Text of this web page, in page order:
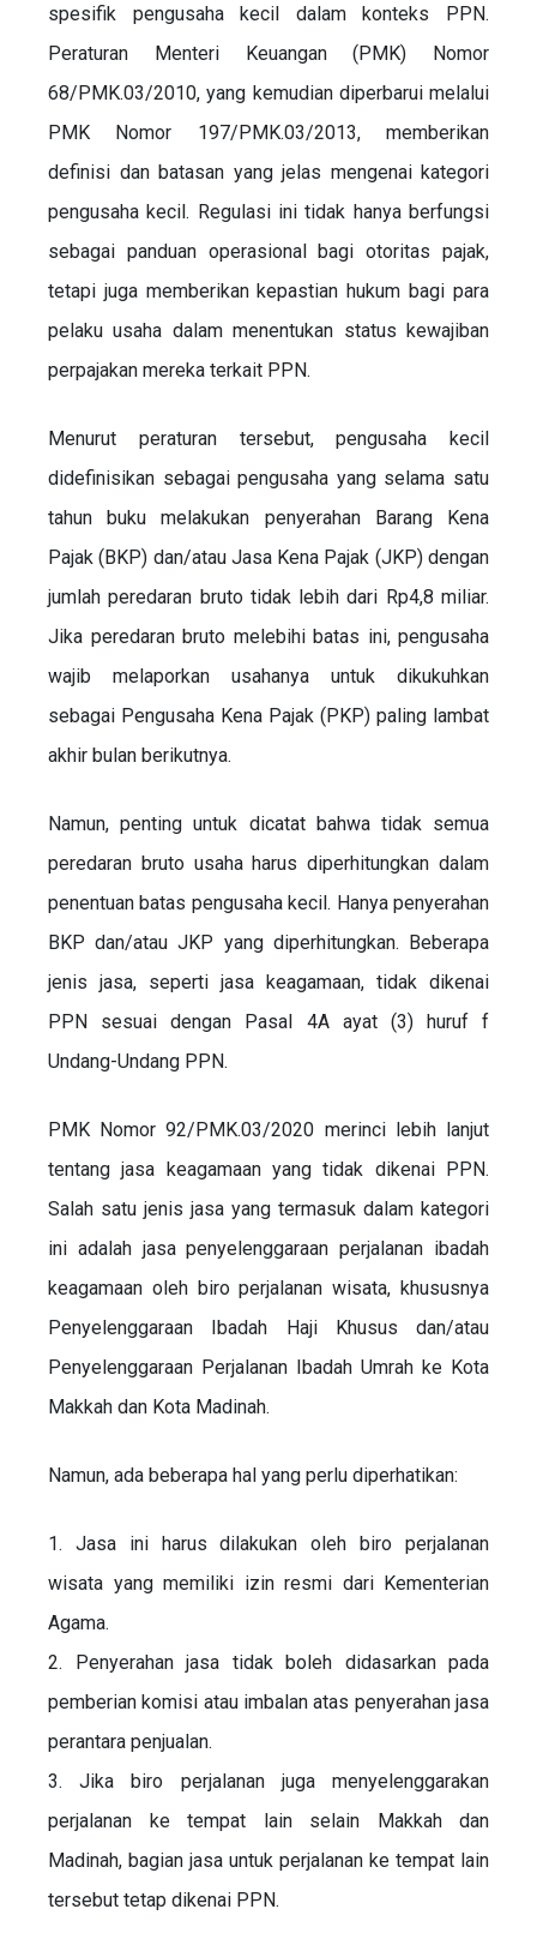
spesifik pengusaha kecil dalam konteks PPN.
Peraturan Menteri Keuangan (PMK) Nomor
68/PMK.03/2010, yang kemudian diperbarui melalui
PMK Nomor 197/PMK.03/2013, memberikan
definisi dan batasan yang jelas mengenai kategori
pengusaha kecil. Regulasi ini tidak hanya berfungsi
sebagai panduan operasional bagi otoritas pajak,
tetapi juga memberikan kepastian hukum bagi para
pelaku usaha dalam menentukan status kewajiban
perpajakan mereka terkait PPN.
Menurut peraturan tersebut, pengusaha kecil
didefinisikan sebagai pengusaha yang selama satu
tahun buku melakukan penyerahan Barang Kena
Pajak (BKP) dan/atau Jasa Kena Pajak (JKP) dengan
jumlah peredaran bruto tidak lebih dari Rp4,8 miliar.
Jika peredaran bruto melebihi batas ini, pengusaha
wajib melaporkan usahanya untuk dikukuhkan
sebagai Pengusaha Kena Pajak (PKP) paling lambat
akhir bulan berikutnya.
Namun, penting untuk dicatat bahwa tidak semua
peredaran bruto usaha harus diperhitungkan dalam
penentuan batas pengusaha kecil. Hanya penyerahan
BKP dan/atau JKP yang diperhitungkan. Beberapa
jenis jasa, seperti jasa keagamaan, tidak dikenai
PPN sesuai dengan Pasal 4A ayat (3) huruf f
Undang-Undang PPN.
PMK Nomor 92/PMK.03/2020 merinci lebih lanjut
tentang jasa keagamaan yang tidak dikenai PPN.
Salah satu jenis jasa yang termasuk dalam kategori
ini adalah jasa penyelenggaraan perjalanan ibadah
keagamaan oleh biro perjalanan wisata, khususnya
Penyelenggaraan Ibadah Haji Khusus dan/atau
Penyelenggaraan Perjalanan Ibadah Umrah ke Kota
Makkah dan Kota Madinah.
Namun, ada beberapa hal yang perlu diperhatikan:
1. Jasa ini harus dilakukan oleh biro perjalanan
wisata yang memiliki izin resmi dari Kementerian
Agama.
2. Penyerahan jasa tidak boleh didasarkan pada
pemberian komisi atau imbalan atas penyerahan jasa
perantara penjualan.
3. Jika biro perjalanan juga menyelenggarakan
perjalanan ke tempat lain selain Makkah dan
Madinah, bagian jasa untuk perjalanan ke tempat lain
tersebut tetap dikenai PPN.